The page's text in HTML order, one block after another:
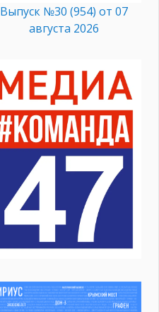
Выпуск №30 (954) от 07
августа 2026